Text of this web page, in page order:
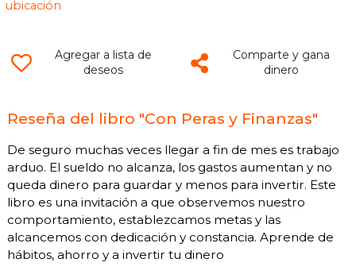
ubicación
Agregar a lista de
deseos
Comparte y gana
dinero
Reseña del libro "Con Peras y Finanzas"
De seguro muchas veces llegar a fin de mes es trabajo
arduo. El sueldo no alcanza, los gastos aumentan y no
queda dinero para guardar y menos para invertir. Este
libro es una invitación a que observemos nuestro
comportamiento, establezcamos metas y las
alcancemos con dedicación y constancia. Aprende de
hábitos, ahorro y a invertir tu dinero